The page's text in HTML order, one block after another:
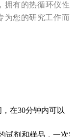
拥有的热循环仪性
为您的研究工作而
，在30分钟内可以
试剂和样品，一次